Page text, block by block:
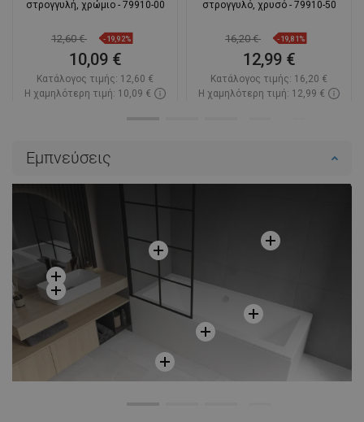
στρογγυλή, χρώμιο - 79910-00
12,60 € -19,92%
10,09 €
Κατάλογος τιμής: 12,60 €
Η χαμηλότερη τιμή: 10,09 €
στρογγυλό, χρυσό - 79910-50
16,20 € -19,81%
12,99 €
Κατάλογος τιμής: 16,20 €
Η χαμηλότερη τιμή: 12,99 €
Εμπνεύσεις